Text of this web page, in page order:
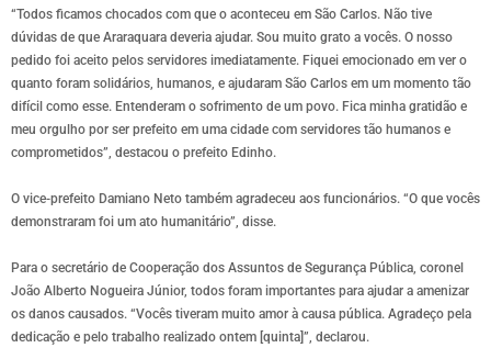
“Todos ficamos chocados com que o aconteceu em São Carlos. Não tive
dúvidas de que Araraquara deveria ajudar. Sou muito grato a vocês. O nosso
pedido foi aceito pelos servidores imediatamente. Fiquei emocionado em ver o
quanto foram solidários, humanos, e ajudaram São Carlos em um momento tão
difícil como esse. Entenderam o sofrimento de um povo. Fica minha gratidão e
meu orgulho por ser prefeito em uma cidade com servidores tão humanos e
comprometidos”, destacou o prefeito Edinho.
O vice-prefeito Damiano Neto também agradeceu aos funcionários. “O que vocês
demonstraram foi um ato humanitário”, disse.
Para o secretário de Cooperação dos Assuntos de Segurança Pública, coronel
João Alberto Nogueira Júnior, todos foram importantes para ajudar a amenizar
os danos causados. “Vocês tiveram muito amor à causa pública. Agradeço pela
dedicação e pelo trabalho realizado ontem [quinta]”, declarou.